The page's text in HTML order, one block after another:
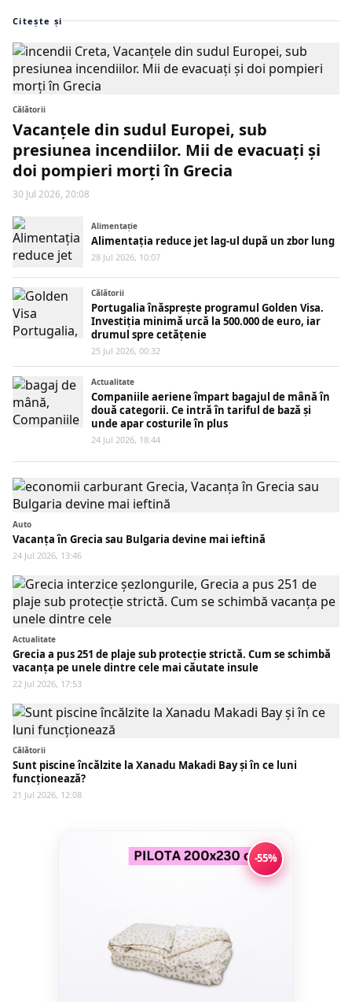
Citește și
Călătorii
Vacanțele din sudul Europei, sub
presiunea incendiilor. Mii de evacuați și
doi pompieri morți în Grecia
30 Jul 2026, 20:08
Alimentaţie
Alimentația reduce jet lag-ul după un zbor lung
28 Jul 2026, 10:07
Călătorii
Portugalia înăsprește programul Golden Visa.
Investiția minimă urcă la 500.000 de euro, iar
drumul spre cetățenie
25 Jul 2026, 00:32
Actualitate
Companiile aeriene împart bagajul de mână în
două categorii. Ce intră în tariful de bază și
unde apar costurile în plus
24 Jul 2026, 18:44
Auto
Vacanța în Grecia sau Bulgaria devine mai ieftină
24 Jul 2026, 13:46
Actualitate
Grecia a pus 251 de plaje sub protecție strictă. Cum se schimbă
vacanța pe unele dintre cele mai căutate insule
22 Jul 2026, 17:53
Călătorii
Sunt piscine încălzite la Xanadu Makadi Bay și în ce luni
funcționează?
21 Jul 2026, 12:08
-55%